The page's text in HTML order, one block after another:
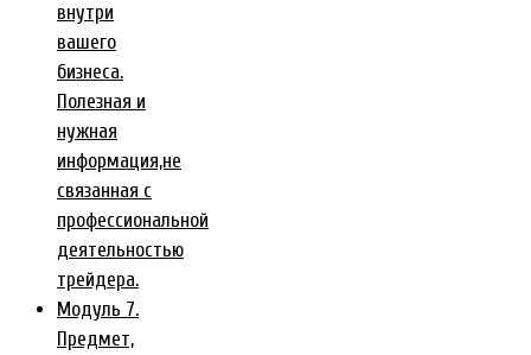
внутри
вашего
бизнеса.
Полезная и
нужная
информация,не
связанная с
профессиональной
деятельностью
трейдера.
Модуль 7.
Предмет,